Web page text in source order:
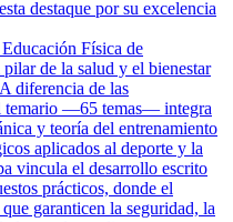
destaque por su excelencia
Física de
de la salud y el bienestar
diferencia de las
temario —65 temas— integra
y teoría del entrenamiento
aplicados al deporte y la
vincula el desarrollo escrito
prácticos, donde el
garanticen la seguridad, la